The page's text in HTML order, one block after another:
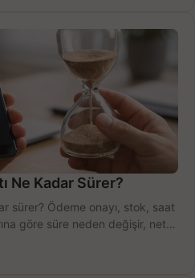
Ne Kadar Sürer?
sürer? Ödeme onayı, stok, saat
göre süre neden değişir, net